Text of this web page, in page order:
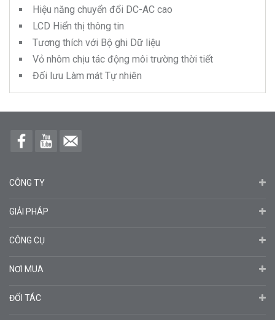
Hiệu năng chuyển đổi DC-AC cao
LCD Hiển thị thông tin
Tương thích với Bộ ghi Dữ liệu
Vỏ nhôm chịu tác động môi trường thời tiết
Đối lưu Làm mát Tự nhiên
CÔNG TY
GIẢI PHÁP
CÔNG CỤ
NƠI MUA
ĐỐI TÁC